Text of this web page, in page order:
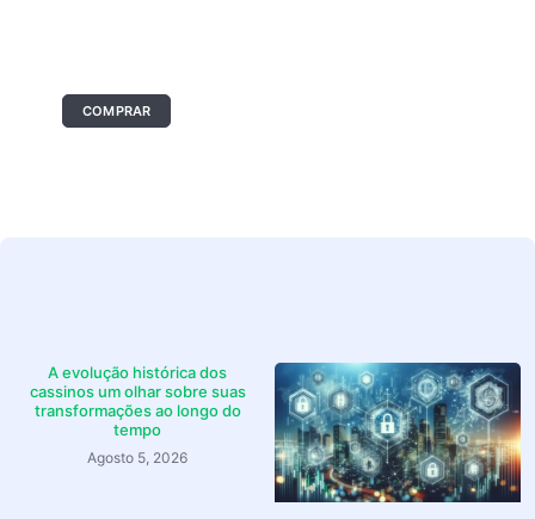
COMPRAR
A evolução histórica dos
cassinos um olhar sobre suas
transformações ao longo do
tempo
Agosto 5, 2026